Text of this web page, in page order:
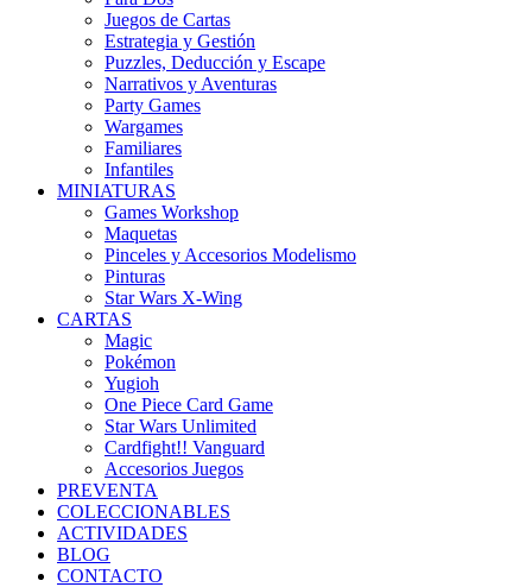
Juegos de Cartas
Estrategia y Gestión
Puzzles, Deducción y Escape
Narrativos y Aventuras
Party Games
Wargames
Familiares
Infantiles
MINIATURAS
Games Workshop
Maquetas
Pinceles y Accesorios Modelismo
Pinturas
Star Wars X-Wing
CARTAS
Magic
Pokémon
Yugioh
One Piece Card Game
Star Wars Unlimited
Cardfight!! Vanguard
Accesorios Juegos
PREVENTA
COLECCIONABLES
ACTIVIDADES
BLOG
CONTACTO